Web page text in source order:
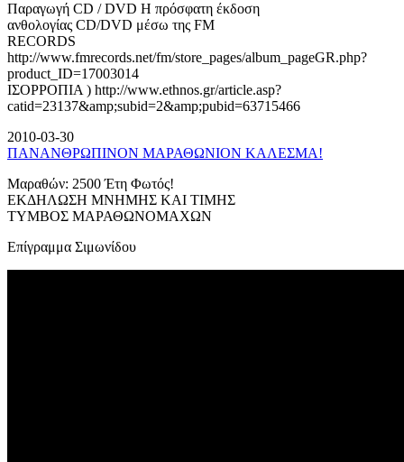
Παραγωγή CD / DVD Η πρόσφατη έκδοση
ανθολογίας CD/DVD μέσω της FM
RECORDS
http://www.fmrecords.net/fm/store_pages/album_pageGR.php?
product_ID=17003014
ΙΣΟΡΡΟΠΙΑ ) http://www.ethnos.gr/article.asp?
catid=23137&amp;subid=2&amp;pubid=63715466
2010-03-30
ΠΑΝΑΝΘΡΩΠΙΝΟΝ ΜΑΡΑΘΩΝΙΟΝ ΚΑΛΕΣΜΑ!
Μαραθών: 2500 Έτη Φωτός!
ΕΚΔΗΛΩΣΗ ΜΝΗΜΗΣ ΚΑΙ ΤΙΜΗΣ
ΤΥΜΒΟΣ ΜΑΡΑΘΩΝΟΜΑΧΩΝ
Επίγραμμα Σιμωνίδου